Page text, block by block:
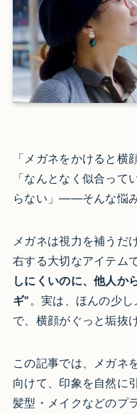
「メガネをかけると横
「なんとなく似合っ
らない」――そんな悩
メガネは視力を補うだ
右する大切なアイテム
しにくいのに、他人か
ギ” 。実は、ほんの少
で、横顔がぐっと垢抜
この記事では、メガネ
向けて、印象を自然に
髪型・メイクなどのプ